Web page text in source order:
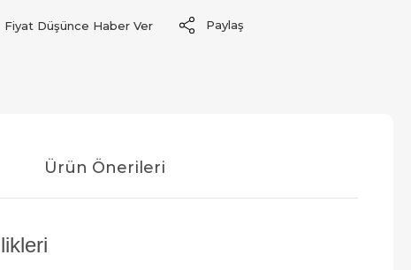
Fiyat Düşünce Haber Ver Paylaş
Ürün Önerileri